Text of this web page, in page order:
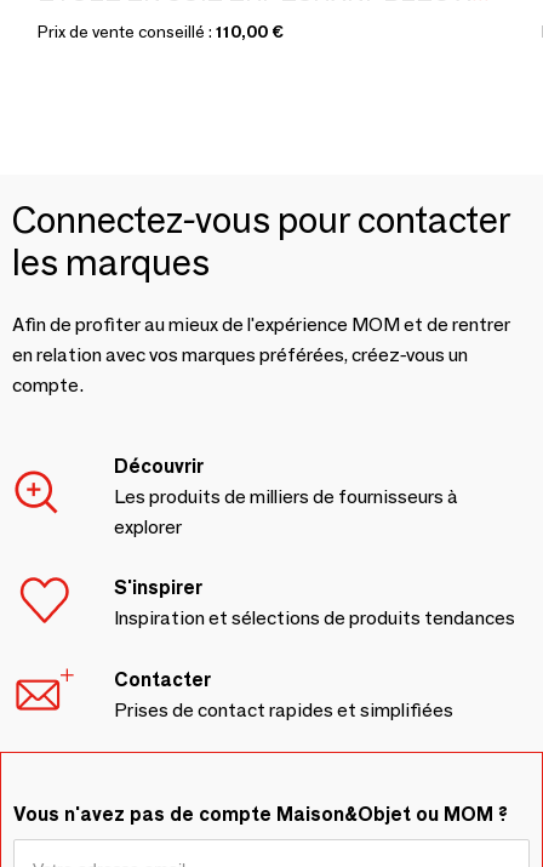
Prix de vente conseillé : 110,00 €
Connectez-vous pour contacter
les marques
Afin de profiter au mieux de l'expérience MOM et de rentrer
en relation avec vos marques préférées, créez-vous un
compte.
Découvrir
Les produits de milliers de fournisseurs à
explorer
S'inspirer
Inspiration et sélections de produits tendances
Contacter
Prises de contact rapides et simplifiées
Vous n'avez pas de compte Maison&Objet ou MOM ?